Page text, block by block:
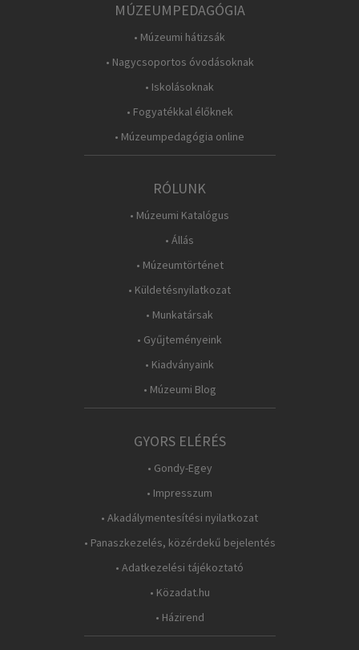
MÚZEUMPEDAGÓGIA
• Múzeumi hátizsák
• Nagycsoportos óvodásoknak
• Iskolásoknak
• Fogyatékkal élőknek
• Múzeumpedagógia online
RÓLUNK
• Múzeumi Katalógus
• Állás
• Múzeumtörténet
• Küldetésnyilatkozat
• Munkatársak
• Gyűjteményeink
• Kiadványaink
• Múzeumi Blog
GYORS ELÉRÉS
• Gondy-Egey
• Impresszum
• Akadálymentesítési nyilatkozat
• Panaszkezelés, közérdekű bejelentés
• Adatkezelési tájékoztató
• Közadat.hu
• Házirend